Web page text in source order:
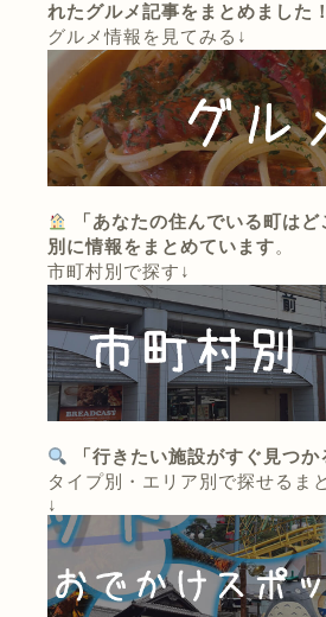
れたグルメ記事をまとめました！
グルメ情報を見てみる↓
「あなたの住んでいる町は
別に情報をまとめています。
市町村別で探す↓
「行きたい施設がすぐ見つか
タイプ別・エリア別で探せるま
↓